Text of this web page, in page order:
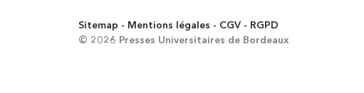
Sitemap Mentions légales CGV
RGPD
© 2026 Presses Universitaires de Bordeaux